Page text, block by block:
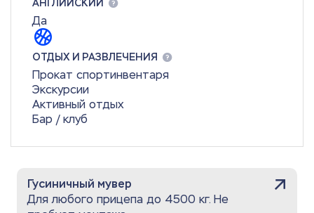
АНГЛИЙСКИЙ
Да
ОТДЫХ И РАЗВЛЕЧЕНИЯ
Прокат спортинвентаря
Экскурсии
Активный отдых
Бар / клуб
Гусиничный мувер
Для любого прицепа до 4500 кг. Не